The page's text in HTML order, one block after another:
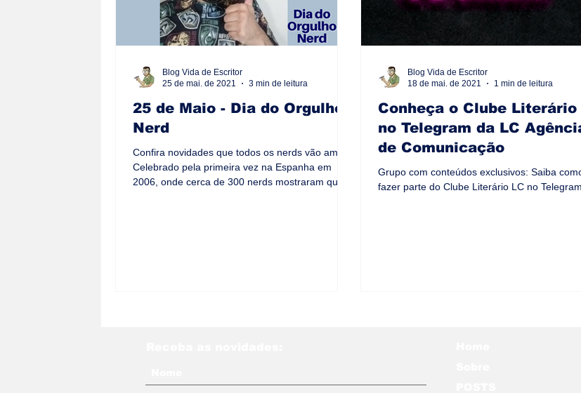
Meu Livro Favorito Publicações Artigos dica quatro cinco um
25 de Maio - Dia do Orgulho
Nerd
Confira novidades que todos os nerds vão amar!
Celebrado pela primeira vez na Espanha em
2006, onde cerca de 300 nerds mostraram que o
Blog Vida de Escritor
25 de mai. de 2021
3 min de leitura
Conheça o Clube Literário
no Telegram da LC
de Comunicação
Grupo com conteúdos exclusivos: Saiba
fazer parte do Clube Literário LC no Telegram
Blog Vida de Escritor
18 de mai. de 2021
1 min de leitura